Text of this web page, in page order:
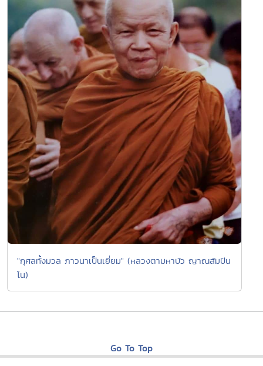
"กุศลทั้งมวล ภาวนาเป็นเยี่ยม" (หลวงตามหาบัว ญาณสัมปัน
โน)
Go To Top